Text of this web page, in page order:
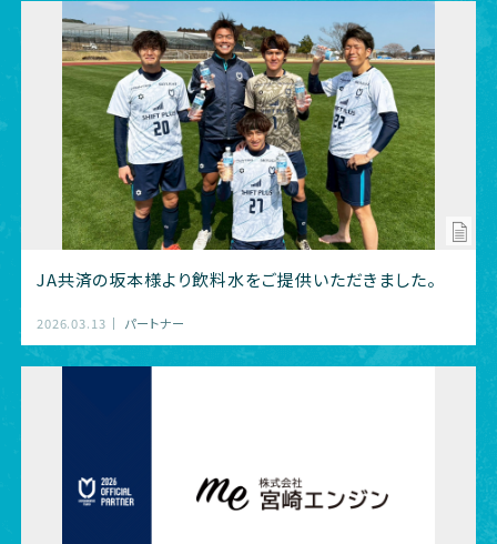
JA共済の坂本様より飲料水をご提供いただきました。
2026.03.13 パートナー